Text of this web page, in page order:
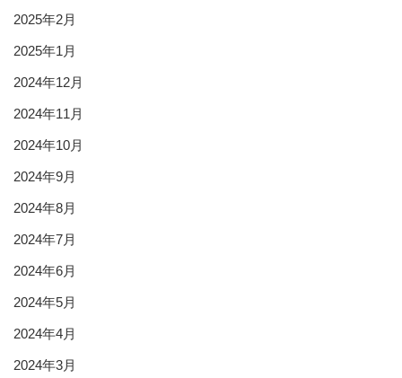
2025年2月
2025年1月
2024年12月
2024年11月
2024年10月
2024年9月
2024年8月
2024年7月
2024年6月
2024年5月
2024年4月
2024年3月